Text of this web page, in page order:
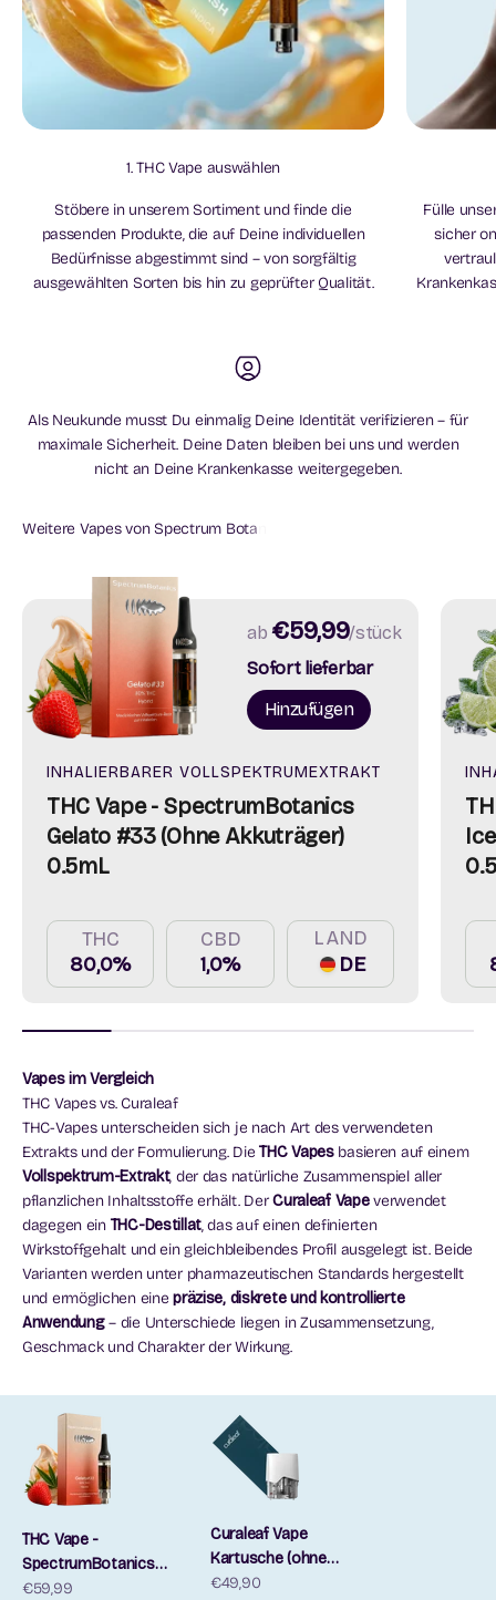
1. THC Vape auswählen
Stöbere in unserem Sortiment und finde die
passenden Produkte, die auf Deine individuellen
Bedürfnisse abgestimmt sind – von sorgfältig
ausgewählten Sorten bis hin zu geprüfter Qualität.
Fülle
sicher
Als Neukunde musst Du einmalig Deine Identität verifizieren – für
maximale Sicherheit. Deine Daten bleiben bei uns und werden
nicht an Deine Krankenkasse weitergegeben.
ab€59,99/stück
Sofort lieferbar
Hinzufügen
INHALIERBARER VOLLSPEKTRUMEXTRAKT
THC Vape - SpectrumBotanics
Gelato #33 (Ohne Akkuträger)
0.5mL
THC
80,0%
CBD
1,0%
LAND
DE
Vapes im Vergleich
THC Vapes vs. Curaleaf
THC-Vapes unterscheiden sich je nach Art des verwendeten
Extrakts und der Formulierung. DieTHC Vapesbasieren auf einem
Vollspektrum-Extrakt, der das natürliche Zusammenspiel aller
pflanzlichen Inhaltsstoffe erhält. DerCuraleaf Vapeverwendet
dagegen ein THC-Destillat, das auf einen definierten
Wirkstoffgehalt und ein gleichbleibendes Profil ausgelegt ist. Beide
Varianten werden unter pharmazeutischen Standards hergestellt
und ermöglichen einepräzise, diskrete und kontrollierte
Anwendung– die Unterschiede liegen in Zusammensetzung,
Geschmack und Charakter der Wirkung.
THC Vape -
SpectrumBotanics
Gelato #33 (Ohne
Angebot
€59,99
Curaleaf Vape
Kartusche (ohne
Medical Grade Inhaler)
Angebot
€49,90